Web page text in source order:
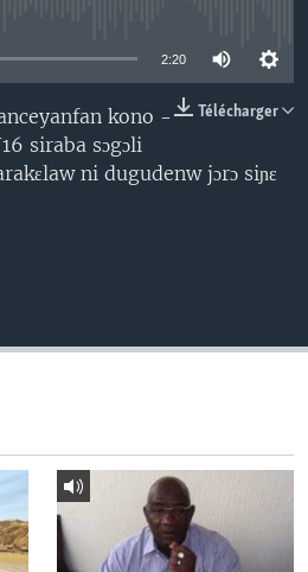
2:20
Télécharger
kono -
siraba sɔgɔli
ni dugudenw jɔrɔ siɲɛ